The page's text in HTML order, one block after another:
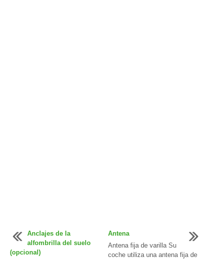
Anclajes de la
alfombrilla del suelo
(opcional)
Antena
Antena fija de varilla Su
coche utiliza una antena fija de